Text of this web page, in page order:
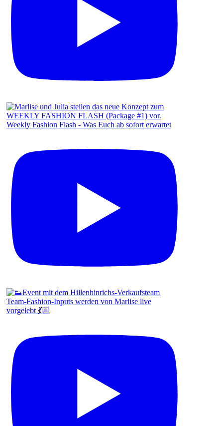
Weekly Fashion Flash - Was Euch ab sofort erwartet
Team-Fashion-Inputs werden von Marlise live
vorgelebt 💃🏼